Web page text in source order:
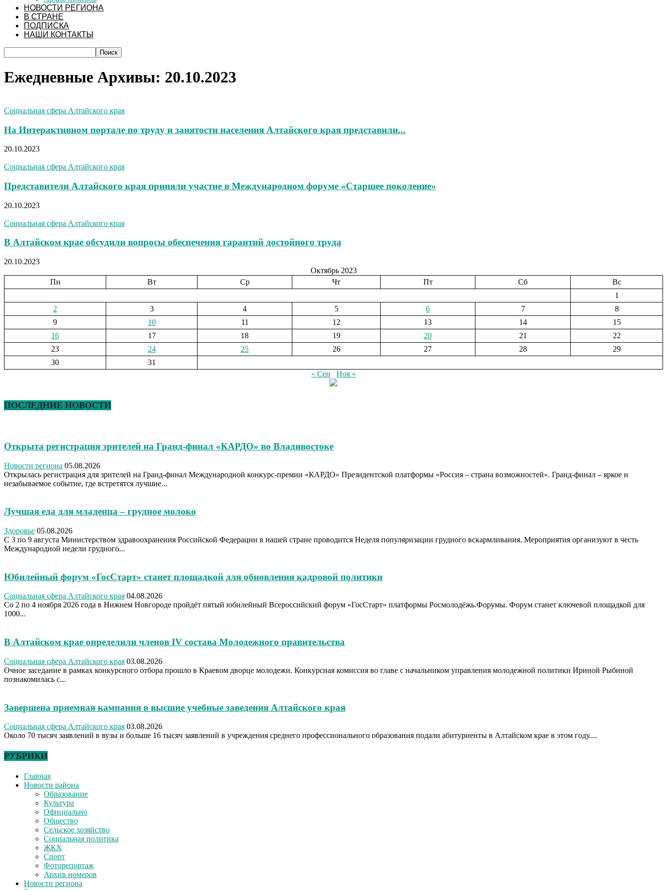
НОВОСТИ РЕГИОНА
В СТРАНЕ
ПОДПИСКА
НАШИ КОНТАКТЫ
Ежедневные Архивы: 20.10.2023
Социальная сфера Алтайского края
На Интерактивном портале по труду и занятости населения Алтайского края представили...
20.10.2023
Социальная сфера Алтайского края
Представители Алтайского края приняли участие в Международном форуме «Старшее поколение»
20.10.2023
Социальная сфера Алтайского края
В Алтайском крае обсудили вопросы обеспечения гарантий достойного труда
20.10.2023
Октябрь 2023
Пн
Вт Ср Чт Пт Сб
Вс
1
2
3 4 5 6 7
8
9
10 11 12 13 14
15
16
17 18 19 20 21
22
23
24 25 26 27 28
29
30
31
« Сен
Ноя »
ПОСЛЕДНИЕ НОВОСТИ
Открыта регистрация зрителей на Гранд-финал «КАРДО» во Владивостоке
Новости региона 05.08.2026
Открылась регистрация для зрителей на Гранд-финал Международной конкурс-премии «КАРДО» Президентской платформы «Россия – страна возможностей». Гранд-финал – яркое и
незабываемое событие, где встретятся лучшие...
Лучшая еда для младенца – грудное молоко
Здоровье 05.08.2026
С 3 по 9 августа Министерством здравоохранения Российской Федерации в нашей стране проводится Неделя популяризации грудного вскармливания. Мероприятия организуют в честь
Международной недели грудного...
Юбилейный форум «ГосСтарт» станет площадкой для обновления кадровой политики
Социальная сфера Алтайского края 04.08.2026
Со 2 по 4 ноября 2026 года в Нижнем Новгороде пройдёт пятый юбилейный Всероссийский форум «ГосСтарт» платформы Росмолодёжь.Форумы. Форум станет ключевой площадкой для
1000...
В Алтайском крае определили членов IV состава Молодежного правительства
Социальная сфера Алтайского края 03.08.2026
Очное заседание в рамках конкурсного отбора прошло в Краевом дворце молодежи. Конкурсная комиссия во главе с начальником управления молодежной политики Ириной Рыбиной
познакомилась с...
Завершена приемная кампания в высшие учебные заведения Алтайского края
Социальная сфера Алтайского края 03.08.2026
Около 70 тысяч заявлений в вузы и больше 16 тысяч заявлений в учреждения среднего профессионального образования подали абитуриенты в Алтайском крае в этом году....
РУБРИКИ
Главная
Новости района
Образование
Культура
Официально
Общество
Сельское хозяйство
Социальная политика
ЖКХ
Спорт
Фоторепортаж
Архив номеров
Новости региона